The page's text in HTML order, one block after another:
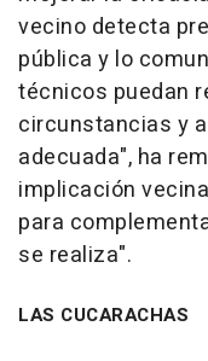
vecino detecta
pública y lo
técnicos puedan
circunstancias y
adecuada", ha
implicación
para
se realiza".
LAS CUCARACHAS